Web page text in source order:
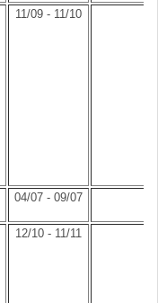
11/09 - 11/10
04/07 - 09/07
12/10 - 11/11